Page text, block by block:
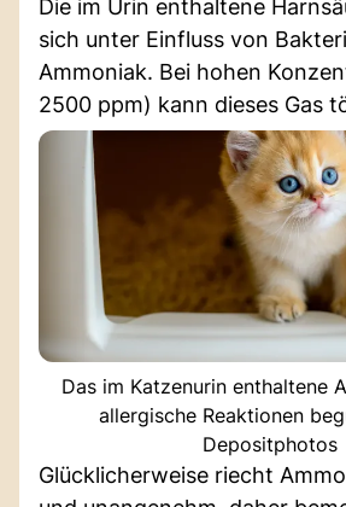
Die im Urin enthaltene
sich unter Einfluss von
Ammoniak. Bei hohen
2500 ppm) kann dieses Gas
Das im Katzenurin enthaltene
allergische Reaktionen
Depositphotos
Glücklicherweise riecht